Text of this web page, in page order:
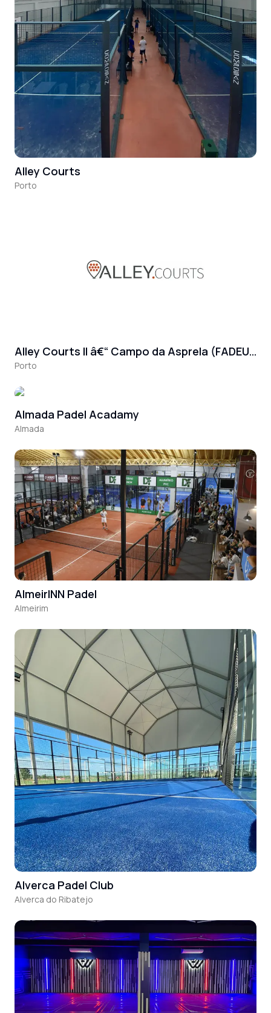
Alley Courts
Porto
Alley Courts II â€“ Campo da Asprela (FADEUP)
Porto
Almada Padel Acadamy
Almada
AlmeirINN Padel
Almeirim
Alverca Padel Club
Alverca do Ribatejo